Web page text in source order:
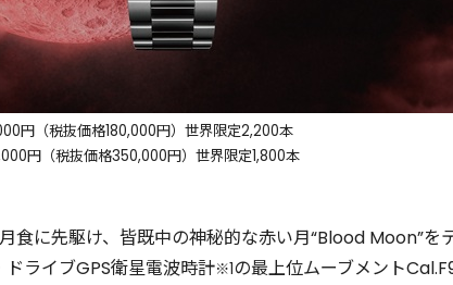
円（税抜価格180,000円）世界限定2,200本
円（税抜価格350,000円）世界限定1,800本
に先駆け、皆既中の神秘的な赤い月“Blood Moon”を
ライブGPS衛星電波時計※1の最上位ムーブメント